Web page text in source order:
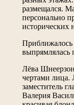
размещался.
персонально
исторических
Приближалось
выпрямлялась
Лёва
чертами лица.
заместитель
Валерия